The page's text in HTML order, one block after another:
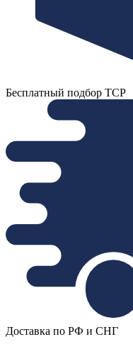
Бесплатный подбор ТСР
Доставка по РФ и СНГ